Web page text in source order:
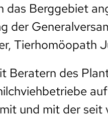
das Berggebiet
der
Tierhomöopath
Beratern des
und mit der seit